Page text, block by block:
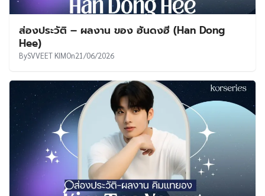
ส่องประวัติ – ผลงาน ของ ฮันดงฮี (Han Dong
Hee)
BySVVEET KIMOn21/06/2026